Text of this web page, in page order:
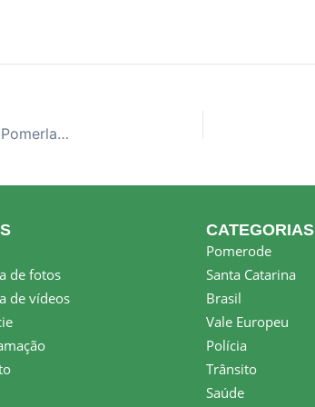
23-08-25 – Diretoria faz balanço positivo da 14ª Pomerlamm Fest
de fotos
de vídeos
CATEGORIAS
Pomerode
Santa Catarina
Brasil
Vale Europeu
Polícia
Trânsito
Saúde